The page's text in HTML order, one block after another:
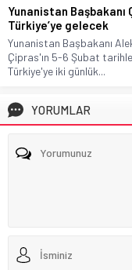
Yunanistan Başbakanı
Türkiye’ye gelecek
Yunanistan Başbakanı
Çipras'ın 5-6 Şubat
Türkiye'ye iki günlük...
YORUMLAR